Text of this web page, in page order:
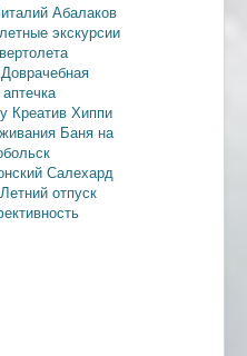
Абалаков
экскурсии
Доврачебная
Креатив Хиппи
Баня на
Салехард
Летний отпуск